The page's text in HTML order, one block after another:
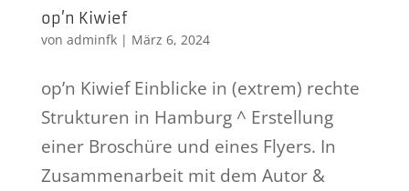
op’n Kiwief
von adminfk| März 6, 2024
op’n Kiwief Einblicke in (extrem) rechte
Strukturen in Hamburg ^ Erstellung
einer Broschüre und eines Flyers. In
Zusammenarbeit mit dem Autor &